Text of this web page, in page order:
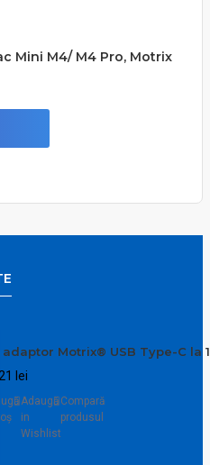
Mini M4/ M4 Pro, Motrix
adaptor Motrix® USB Type-C la
lei
Adaugă
in
Wishlist
Compară
produsul